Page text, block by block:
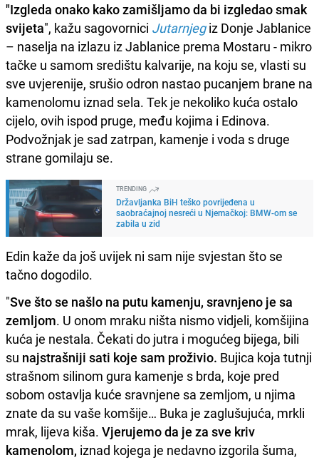
"Izgleda onako kako zamišljamo da bi izgledao smak
svijeta", kažu sagovornici Jutarnjeg iz Donje Jablanice
– naselja na izlazu iz Jablanice prema Mostaru - mikro
tačke u samom središtu kalvarije, na koju se, vlasti su
sve uvjerenije, srušio odron nastao pucanjem brane na
kamenolomu iznad sela. Tek je nekoliko kuća ostalo
cijelo, ovih ispod pruge, među kojima i Edinova.
Podvožnjak je sad zatrpan, kamenje i voda s druge
strane gomilaju se.
TRENDING
Državljanka BiH teško povrijeđena u
saobraćajnoj nesreći u Njemačkoj: BMW-om se
zabila u zid
Edin kaže da još uvijek ni sam nije svjestan što se
tačno dogodilo.
"Sve što se našlo na putu kamenju, sravnjeno je sa
zemljom. U onom mraku ništa nismo vidjeli, komšijina
kuća je nestala. Čekati do jutra i mogućeg bijega, bili
su najstrašniji sati koje sam proživio. Bujica koja tutnji
strašnom silinom gura kamenje s brda, koje pred
sobom ostavlja kuće sravnjene sa zemljom, u njima
znate da su vaše komšije… Buka je zaglušujuća, mrkli
mrak, lijeva kiša. Vjerujemo da je za sve kriv
kamenolom, iznad kojega je nedavno izgorila šuma,